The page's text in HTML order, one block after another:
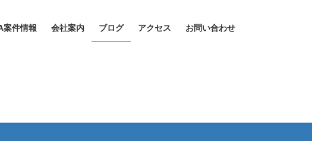
案件情報 会社案内 ブログ アクセス お問い合わせ